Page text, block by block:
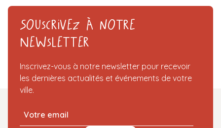
Souscrivez à notre
Newsletter
Inscrivez-vous à notre newsletter pour recevoir
les dernières actualités et événements de votre
ville.